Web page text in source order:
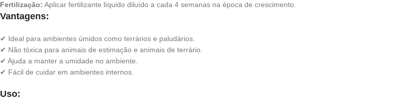
Fertilização: Aplicar fertilizante líquido diluído a cada 4 semanas na época de crescimento.
Vantagens:
✔ Ideal para ambientes úmidos como terrários e paludários.
✔ Não tóxica para animais de estimação e animais de terrário.
✔ Ajuda a manter a umidade no ambiente.
✔ Fácil de cuidar em ambientes internos.
Uso: